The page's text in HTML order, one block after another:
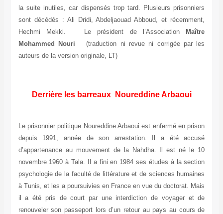
la suite inutiles, car dispensés trop tard. Plusieurs prisonniers
sont décédés : Ali Dridi, Abdeljaouad Abboud, et récemment,
Hechmi Mekki. Le président de l’Association
Maître
Mohammed Nouri
(traduction ni revue ni corrigée par les
auteurs de la version originale, LT)
Derrière les barreaux Noureddine Arbaoui
Le prisonnier politique Noureddine Arbaoui est enfermé en prison
depuis 1991, année de son arrestation. Il a été accusé
d’appartenance au mouvement de la Nahdha. Il est né le 10
novembre 1960 à Tala. Il a fini en 1984 ses études à la section
psychologie de la faculté de littérature et de sciences humaines
à Tunis, et les a poursuivies en France en vue du doctorat. Mais
il a été pris de court par une interdiction de voyager et de
renouveler son passeport lors d’un retour au pays au cours de